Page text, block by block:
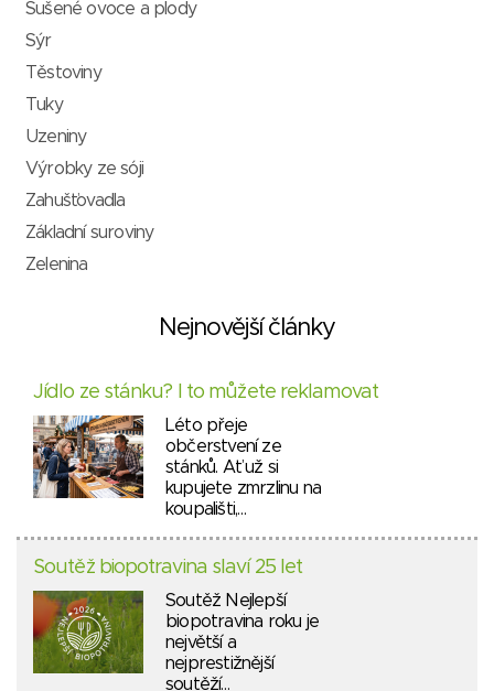
Sušené ovoce a plody
Sýr
Těstoviny
Tuky
Uzeniny
Výrobky ze sóji
Zahušťovadla
Základní suroviny
Zelenina
Nejnovější články
Jídlo ze stánku? I to můžete reklamovat
Léto přeje
občerstvení ze
stánků. Ať už si
kupujete zmrzlinu na
koupališti,…
Soutěž biopotravina slaví 25 let
Soutěž Nejlepší
biopotravina roku je
největší a
nejprestižnější
soutěží…